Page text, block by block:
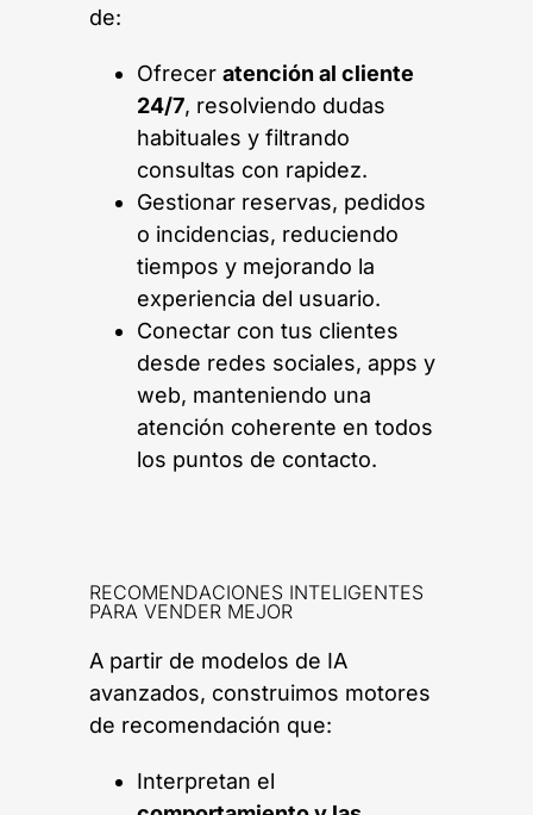
de:
Ofrecer atención al cliente
24/7, resolviendo dudas
habituales y filtrando
consultas con rapidez.
Gestionar reservas, pedidos
o incidencias, reduciendo
tiempos y mejorando la
experiencia del usuario.
Conectar con tus clientes
desde redes sociales, apps y
web, manteniendo una
atención coherente en todos
los puntos de contacto.
RECOMENDACIONES INTELIGENTES
PARA VENDER MEJOR
A partir de modelos de IA
avanzados, construimos motores
de recomendación que:
Interpretan el